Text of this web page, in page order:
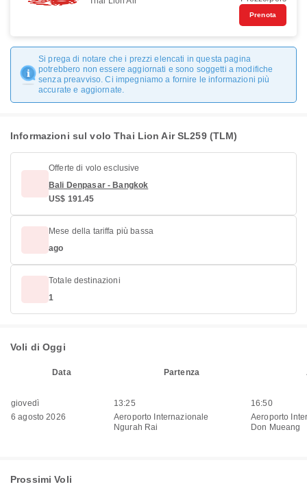
Prenota
Si prega di notare che i prezzi elencati in questa pagina
potrebbero non essere aggiornati e sono soggetti a modifiche
senza preavviso. Ci impegniamo a fornire le informazioni più
accurate e aggiornate.
Informazioni sul volo Thai Lion Air SL259 (TLM)
Offerte di volo esclusive
Bali Denpasar - Bangkok
US$ 191.45
Mese della tariffa più bassa
ago
Totale destinazioni
1
Voli di Oggi
Data Partenza
giovedì
6 agosto 2026
13:25
Aeroporto Internazionale
Ngurah Rai
16:50
Aeroporto
Don Mueang
Prossimi Voli